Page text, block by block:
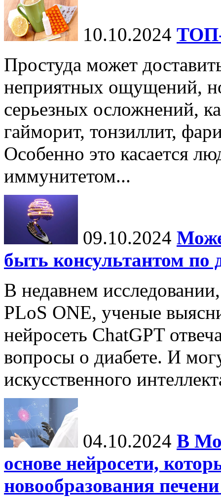
10.10.2024 ТОП-
Простуда может
неприятных ощущений,
серьезных осложнений,
гайморит, тонзиллит,
Особенно это касается
иммунитетом...
09.10.2024
быть консультантом по
В недавнем
PLoS ONE, ученые
нейросеть ChatGPT
вопросы о диабете. И
искусственного
04.10.2024 В
основе нейросети,
новообразования